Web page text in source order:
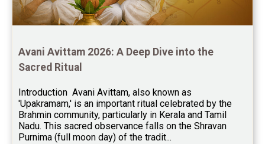
Free Astrology Reviews
Free Tamil Jathagam Reviews
Avani Avittam 2026: A Deep Dive into the
Sacred Ritual
Introduction  Avani Avittam, also known as
'Upakramam,' is an important ritual celebrated by the
Brahmin community, particularly in Kerala and Tamil
Nadu. This sacred observance falls on the Shravan
Purnima (full moon day) of the tradit...